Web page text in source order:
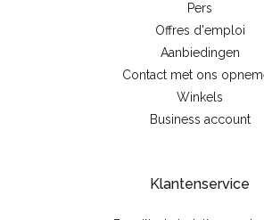
Pers
Offres d'emploi
Aanbiedingen
Contact met ons
Winkels
Business account
Klantenservice